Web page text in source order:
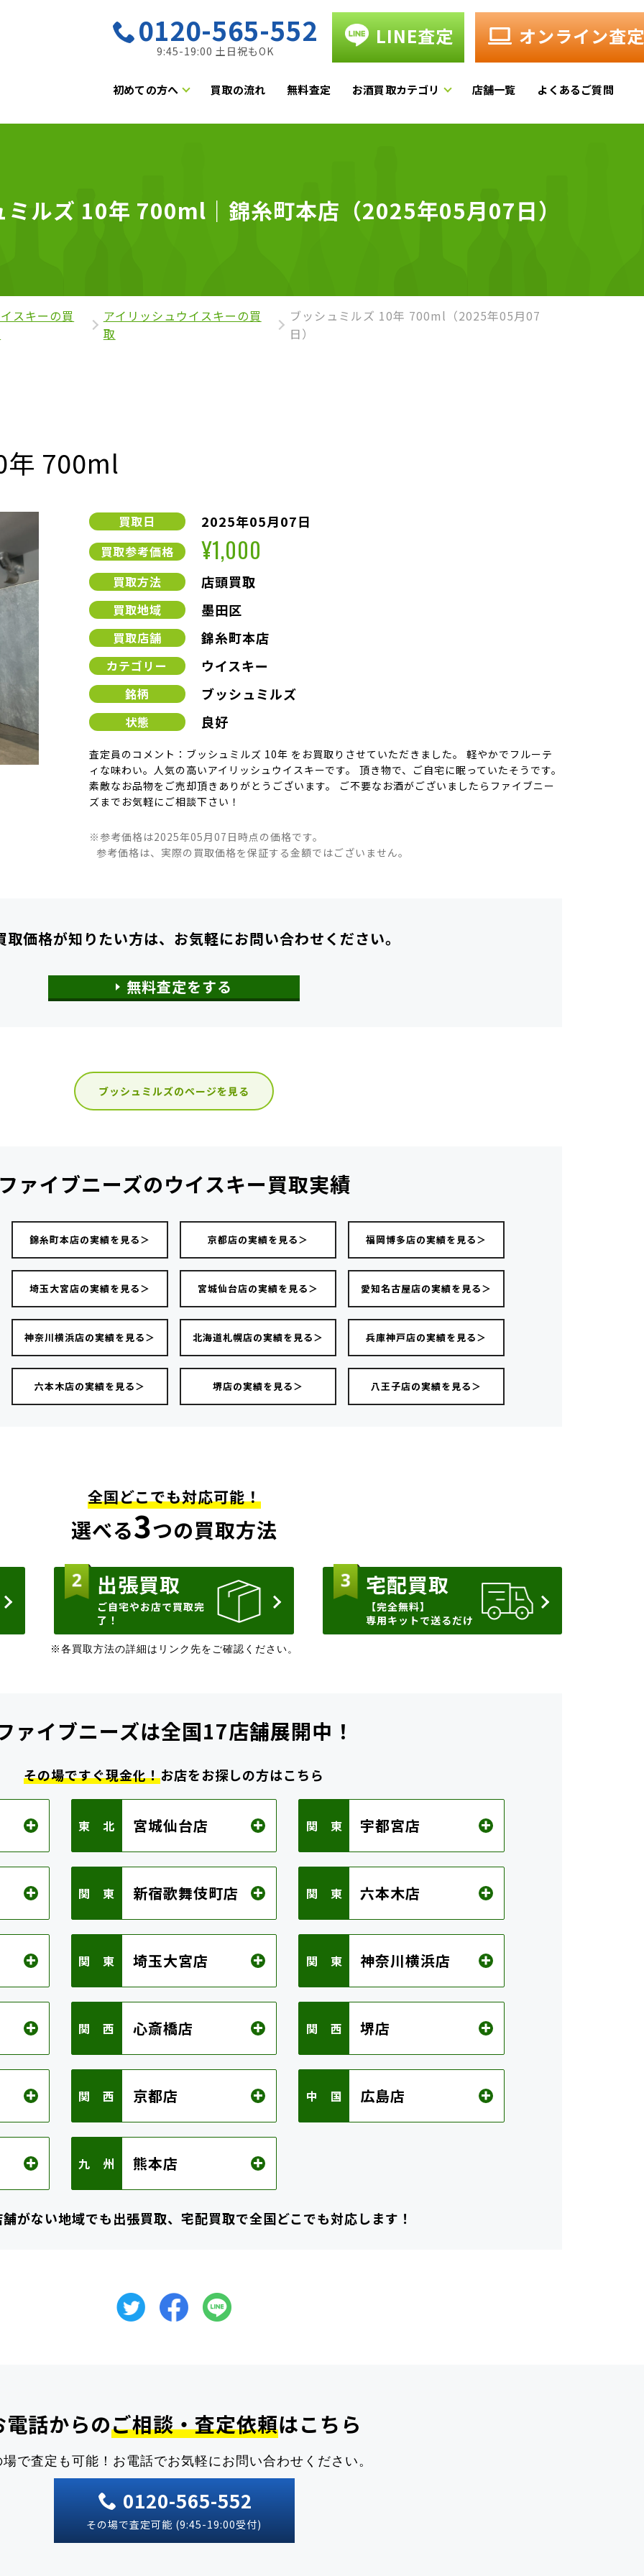
0120-565-552
9:45-19:00 土日祝もOK
LINE査定 オンライン査定
初めての方へ 買取の流れ 無料査定 お酒買取カテゴリ 店舗一覧 よくあるご質問
ルズ 10年 700ml｜錦糸町本店（2025年05月07日）
スキーの買
アイリッシュウイスキーの買
取
ブッシュミルズ 10年 700ml（2025年05月07
日）
年 700ml
買取日 2025年05月07日
買取参考価格 ¥1,000
買取方法 店頭買取
買取地域 墨田区
買取店舗 錦糸町本店
カテゴリー ウイスキー
銘柄 ブッシュミルズ
状態 良好
査定員のコメント：ブッシュミルズ 10年 をお買取りさせていただきました。 軽やかでフルーテ
ィな味わい。人気の高いアイリッシュウイスキーです。 頂き物で、ご自宅に眠っていたそうです。
素敵なお品物をご売却頂きありがとうございます。 ご不要なお酒がございましたらファイブニー
ズまでお気軽にご相談下さい！
※参考価格は2025年05月07日時点の価格です。
参考価格は、実際の買取価格を保証する金額ではございません。
取価格が知りたい方は、 お気軽にお問い合わせください。
無料査定をする
ブッシュミルズのページを見る
ァイブニーズのウイスキー買取実績
錦糸町本店の実績を見る＞ 京都店の実績を見る＞ 福岡博多店の実績を見る＞
埼玉大宮店の実績を見る＞ 宮城仙台店の実績を見る＞ 愛知名古屋店の実績を見る＞
神奈川横浜店の実績を見る＞ 北海道札幌店の実績を見る＞ 兵庫神戸店の実績を見る＞
六本木店の実績を見る＞ 堺店の実績を見る＞ 八王子店の実績を見る＞
全国どこでも対応可能！
選べる3つの買取方法
出張買取
ご自宅やお店で買取完
了！
宅配買取
【完全無料】
専用キットで送るだけ
※各買取方法の詳細はリンク先をご確認ください。
ァイブニーズは全国17店舗展開中！
その場ですぐ現金化！お店をお探しの方はこちら
東 北 宮城仙台店 関 東 宇都宮店
関 東 新宿歌舞伎町店 関 東 六本木店
関 東 埼玉大宮店 関 東 神奈川横浜店
関 西 心斎橋店 関 西 堺店
関 西 京都店 中 国 広島店
九 州 熊本店
がない地域でも出張買取、宅配買取で全国どこでも対応します！
電話からのご相談・査定依頼はこちら
で査定も可能！ お電話でお気軽にお問い合わせください。
0120-565-552
その場で査定可能 (9:45-19:00受付)